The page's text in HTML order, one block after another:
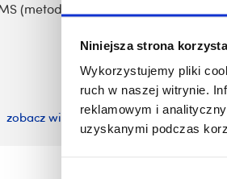
Niniejsza strona
Wykorzystujemy pliki
ruch w naszej witrynie.
reklamowym i
uzyskanymi podczas
(metoda zalecana)
zobacz więcej